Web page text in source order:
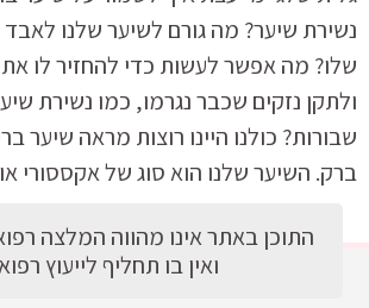
נשירת שיער? מה גורם לשיער שלנו
שלו? מה אפשר לעשות כדי להחזיר לו
ולתקן נזקים שכבר נגרמו, כמו נשירת
שבורות? כולנו היינו רוצות מראה שיער
ברק. השיער שלנו הוא סוג של אקססורי
התוכן באתר אינו מהווה המלצה
ואין בו תחליף לייעוץ